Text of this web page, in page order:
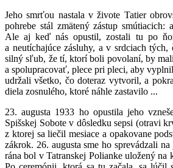
Jeho smrťou nastala v živote Tatier
pohrebe stál zmätený zástup smútiacich:
Ale aj keď nás opustil, zostali tu po
a neutíchajúce zásluhy, a v srdciach
silný sľub, že tí, ktorí boli povolaní, by
a spolupracovať, plece pri pleci, aby
udržali všetko, čo doteraz vytvoril, a
diela zosnulého, ktoré náhle zastavilo ...
23. augusta 1933 ho opustila jeho
Spišskej Sobote v dôsledku sepsi (otravi
z ktorej sa liečil mesiace a opakovane
zákrok. 26. augusta sme ho sprevádzali
rána bol v Tatranskej Polianke uložený na